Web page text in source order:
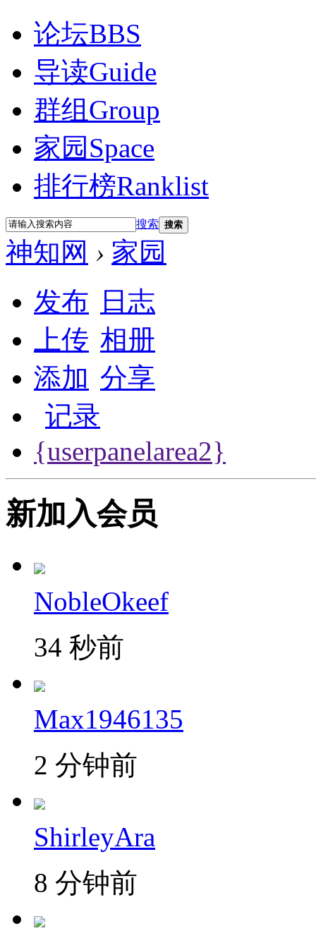
论坛BBS
导读Guide
群组 Group
家园 Space
排行榜Ranklist
搜索 搜索
神知网 › 家园
发布
日志
上传 相册
添加 分享
记录
{userpanelarea2}
新加入会员
NobleOkeef
34 秒前
Max1946135
2 分钟前
ShirleyAra
8 分钟前